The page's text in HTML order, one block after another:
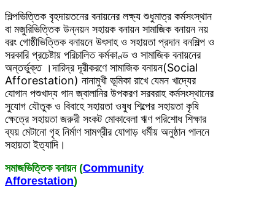
শিল্পভিত্তিক বৃহদায়তনের বনায়নের লক্ষ্য শুধুমাত্র কর্মসংস্থান
বা মজুরিভিত্তিক উন্নয়ন সহায়ক বনায়ন সামাজিক বনায়ন নয়
বরং গোষ্ঠীভিত্তিক বনায়নে উৎসাহ ও সহায়তা প্রদান বনশিল্প ও
সরকারি প্রচেষ্টায় পরিচালিত কর্মকাণ্ড ও সামাজিক বনায়নের
অন্তর্ভুক্ত ।দারিদ্র দূরীকরণে সামাজিক বনায়ন(Social
Afforestation) নানামুখী ভূমিকা রাখে যেমন খাদ্যের
যোগান পশুখাদ্য গান জ্বালানির উপকরণ সরবরাহ কর্মসংস্থানের
সুযোগ যৌতুক ও বিবাহে সহায়তা ওষুধ শিল্পের সহায়তা কৃষি
ক্ষেত্রে সহায়তা জরুরী সংকট মোকাবেলা ঋণ পরিশোধ শিক্ষার
ব্যয় মেটানো গৃহ নির্মাণ সামগ্রীর যোগাড় ধর্মীয় অনুষ্ঠান পালনে
সহায়তা ইত্যাদি।
সমাজভিত্তিক বনায়ন (Community
Afforestation)